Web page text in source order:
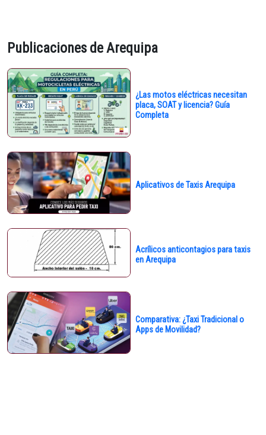
Publicaciones de Arequipa
¿Las motos eléctricas necesitan
placa, SOAT y licencia? Guía
Completa
Aplicativos de Taxis Arequipa
Acrílicos anticontagios para taxis
en Arequipa
Comparativa: ¿Taxi Tradicional o
Apps de Movilidad?